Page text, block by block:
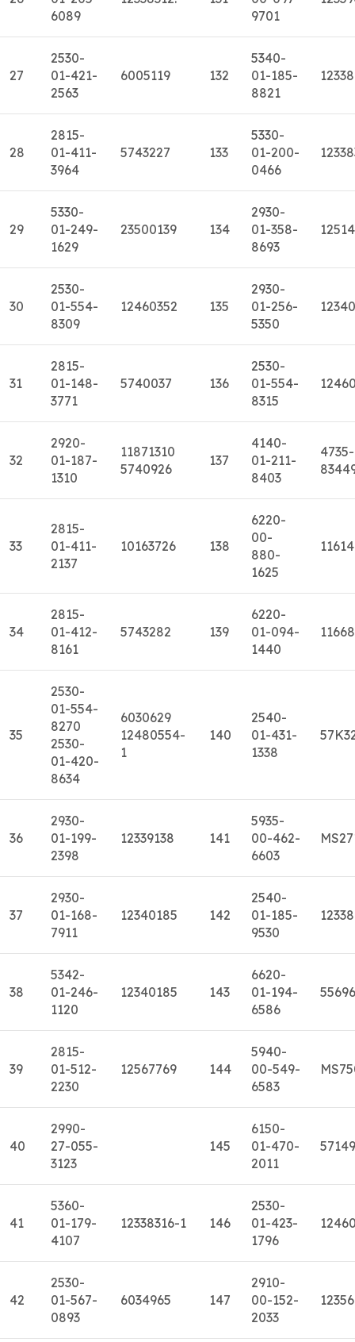
6089
9701
27
2530-
01-421-
2563
6005119 132
5340-
01-185-
8821
28
2815-
01-411-
3964
5743227 133
5330-
01-200-
0466
29
5330-
01-249-
1629
23500139 134
2930-
01-358-
8693
30
2530-
01-554-
8309
12460352 135
2930-
01-256-
5350
31
2815-
01-148-
3771
5740037 136
2530-
01-554-
8315
32
2920-
01-187-
1310
11871310
5740926
137
4140-
01-211-
8403
4735-
33
2815-
01-411-
2137
10163726 138
6220-
00-
880-
1625
34
2815-
01-412-
8161
5743282 139
6220-
01-094-
1440
35
2530-
01-554-
8270
2530-
01-420-
8634
6030629
12480554-
1
140
2540-
01-431-
1338
36
2930-
01-199-
2398
12339138 141
5935-
00-462-
6603
37
2930-
01-168-
7911
12340185 142
2540-
01-185-
9530
38
5342-
01-246-
1120
12340185 143
6620-
01-194-
6586
39
2815-
01-512-
2230
12567769 144
5940-
00-549-
6583
40
2990-
27-055-
3123
145
6150-
01-470-
2011
41
5360-
01-179-
4107
12338316-1 146
2530-
01-423-
1796
42
2530-
01-567-
0893
6034965 147
2910-
00-152-
2033